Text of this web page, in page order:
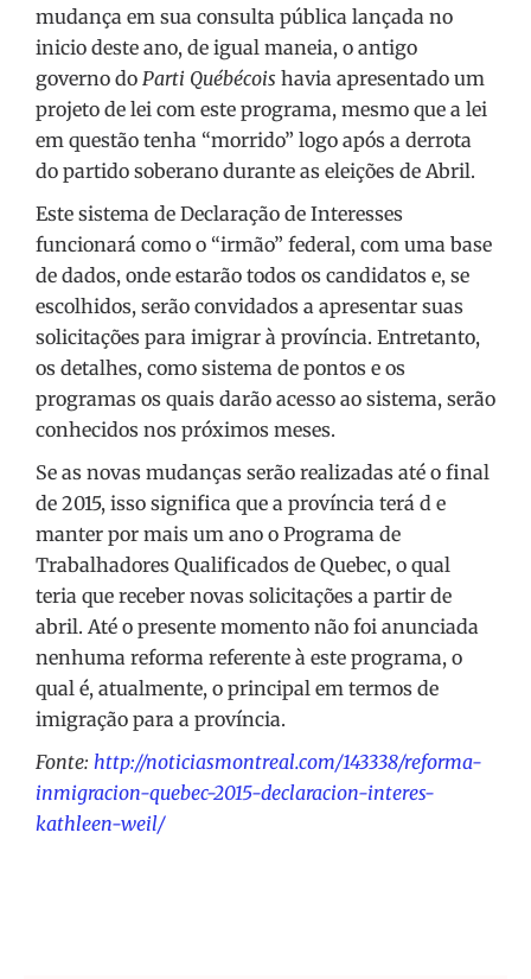
mudança em sua consulta pública lançada no
inicio deste ano, de igual maneia, o antigo
governo do Parti Québécois havia apresentado um
projeto de lei com este programa, mesmo que a lei
em questão tenha “morrido” logo após a derrota
do partido soberano durante as eleições de Abril.
Este sistema de Declaração de Interesses
funcionará como o “irmão” federal, com uma base
de dados, onde estarão todos os candidatos e, se
escolhidos, serão convidados a apresentar suas
solicitações para imigrar à província. Entretanto,
os detalhes, como sistema de pontos e os
programas os quais darão acesso ao sistema, serão
conhecidos nos próximos meses.
Se as novas mudanças serão realizadas até o final
de 2015, isso significa que a província terá d e
manter por mais um ano o Programa de
Trabalhadores Qualificados de Quebec, o qual
teria que receber novas solicitações a partir de
abril. Até o presente momento não foi anunciada
nenhuma reforma referente à este programa, o
qual é, atualmente, o principal em termos de
imigração para a província.
Fonte: http://noticiasmontreal.com/143338/reforma-
inmigracion-quebec-2015-declaracion-interes-
kathleen-weil/